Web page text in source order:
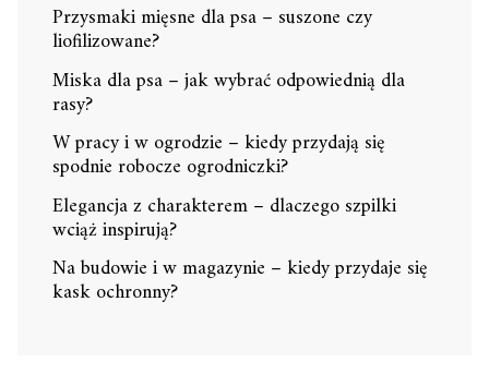
Przysmaki mięsne dla psa – suszone czy
liofilizowane?
Miska dla psa – jak wybrać odpowiednią dla
rasy?
W pracy i w ogrodzie – kiedy przydają się
spodnie robocze ogrodniczki?
Elegancja z charakterem – dlaczego szpilki
wciąż inspirują?
Na budowie i w magazynie – kiedy przydaje się
kask ochronny?